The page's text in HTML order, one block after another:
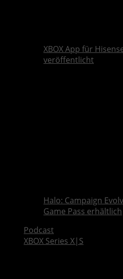
XBOX App für
veröffentlicht
Halo: Campaign
Game Pass erhältlich
Podcast
XBOX Series X|S